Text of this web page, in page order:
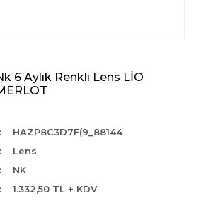
6 Aylık Renkli Lens LİO
HAZP8C3D7F(9_88144
Lens
NK
1.332,50 TL + KDV